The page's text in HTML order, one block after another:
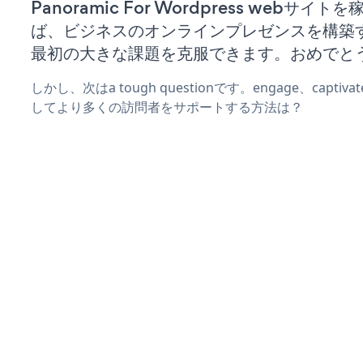
Panoramic For Wordpress webサイトを
ば、ビジネスのオンラインプレゼンスを構築
最初の大きな課題を克服できます。おめでと
しかし、次はa tough questionです。engage、
してより多くの訪問者をサポートする方法は？